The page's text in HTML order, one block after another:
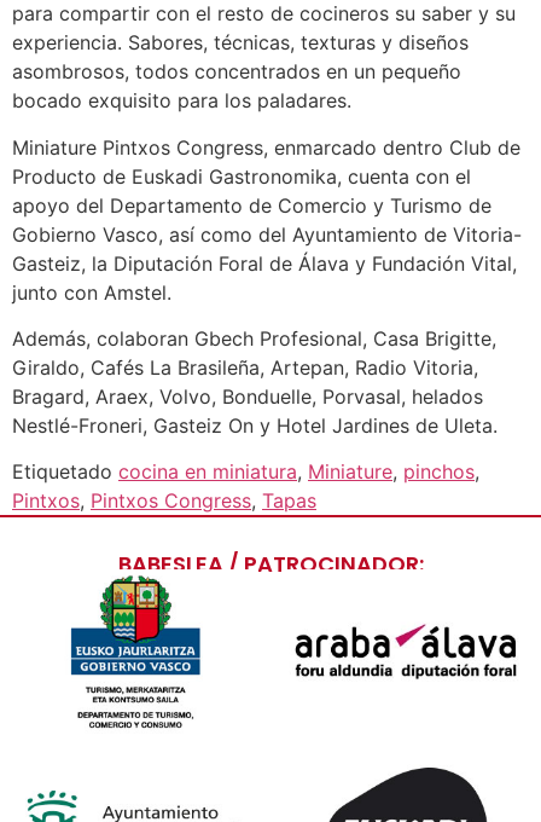
para compartir con el resto de cocineros su saber y su
experiencia. Sabores, técnicas, texturas y diseños
asombrosos, todos concentrados en un pequeño
bocado exquisito para los paladares.
Miniature Pintxos Congress, enmarcado dentro Club de
Producto de Euskadi Gastronomika, cuenta con el
apoyo del Departamento de Comercio y Turismo de
Gobierno Vasco, así como del Ayuntamiento de Vitoria-
Gasteiz, la Diputación Foral de Álava y Fundación Vital,
junto con Amstel.
Además, colaboran Gbech Profesional, Casa Brigitte,
Giraldo, Cafés La Brasileña, Artepan, Radio Vitoria,
Bragard, Araex, Volvo, Bonduelle, Porvasal, helados
Nestlé-Froneri, Gasteiz On y Hotel Jardines de Uleta.
Etiquetado cocina en miniatura, Miniature, pinchos,
Pintxos, Pintxos Congress, Tapas
BABESLEA / PATROCINADOR: